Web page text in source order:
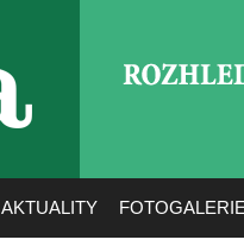
AKTUALITY